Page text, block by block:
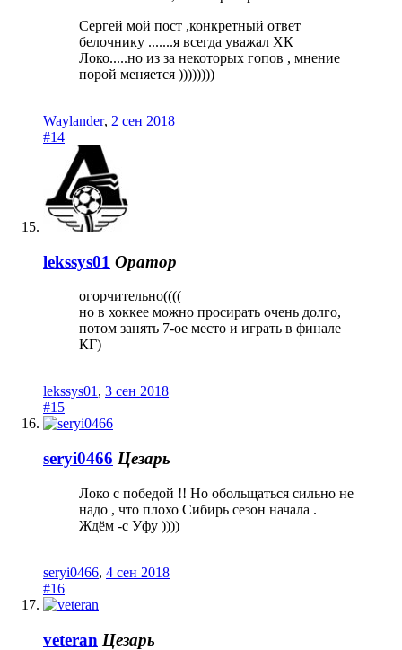
Сергей мой пост ,конкретный ответ
белочнику .......я всегда уважал ХК
Локо.....но из за некоторых гопов , мнение
порой меняется ))))))))
Waylander, 2 сен 2018
#14
lekssys01 Оратор
огорчительно((((
но в хоккее можно просирать очень долго,
потом занять 7-ое место и играть в финале
КГ)
lekssys01, 3 сен 2018
#15
seryi0466 Цезарь
Локо с победой !! Но обольщаться сильно не
надо , что плохо Сибирь сезон начала .
Ждём -с Уфу ))))
seryi0466, 4 сен 2018
#16
veteran Цезарь